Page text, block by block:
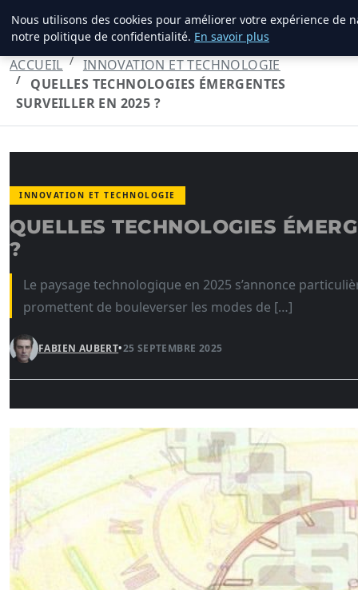
MARKETING STRATEGIQUE
ACCUEIL
INNOVATION ET TECHNOLOGIE
QUELLES TECHNOLOGIES ÉMERGENTES
SURVEILLER EN 2025 ?
INNOVATION ET TECHNOLOGIE
QUELLES TECHNOLOGIES
?
Le paysage technologique en 2025 s’annonce
promettent de bouleverser les modes de […]
FABIEN AUBERT•25 SEPTEMBRE 2025
Nous utilisons des cookies pour améliorer votre expérience de
notre politique de confidentialité. En savoir plus